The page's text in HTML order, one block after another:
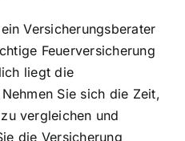
Versicherungsberater
Feuerversicherung
liegt die
Sie sich die Zeit,
vergleichen und
die Versicherung